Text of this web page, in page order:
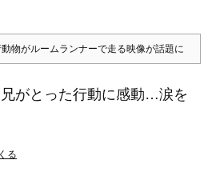
物がルームランナーで走る映像が話題に
がとった行動に感動…涙を
る